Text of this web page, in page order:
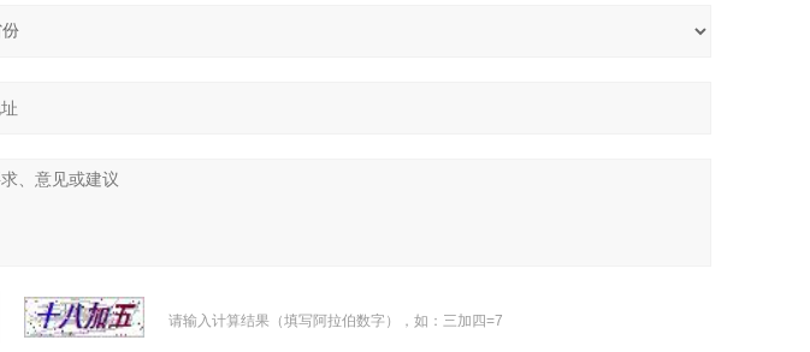
请输入计算结果（填写阿拉伯数字），如：三加四=7